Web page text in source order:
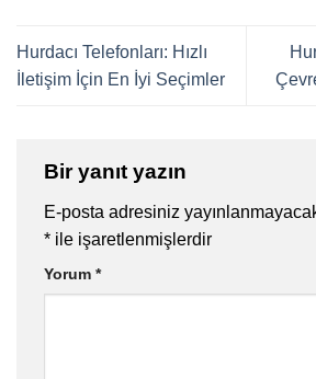
Hurdacı Telefonları: Hızlı
İletişim İçin En İyi Seçimler
Bir yanıt yazın
E-posta adresiniz
* ile işaretlenmişlerdir
Yorum *